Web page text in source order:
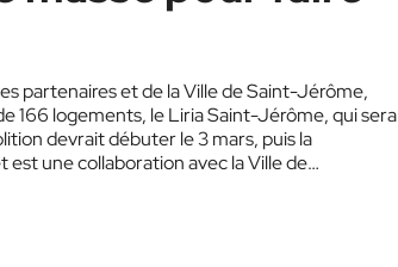
partenaires et de la Ville de Saint-Jérôme,
166 logements, le Liria Saint-Jérôme, qui sera
devrait débuter le 3 mars, puis la
une collaboration avec la Ville de…